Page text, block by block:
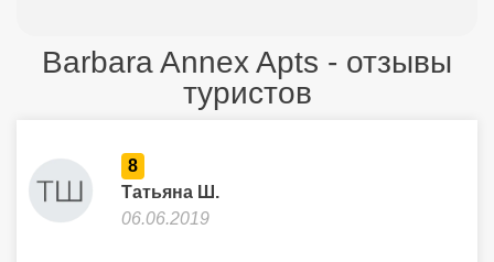
Barbara Annex Apts - отзывы
туристов
8
Татьяна Ш.
06.06.2019